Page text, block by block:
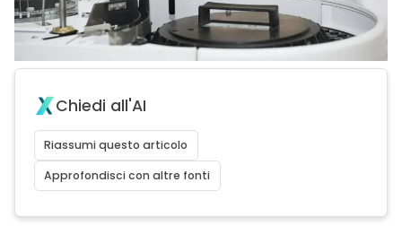
Chiedi all'AI
Riassumi questo articolo
Approfondisci con altre fonti